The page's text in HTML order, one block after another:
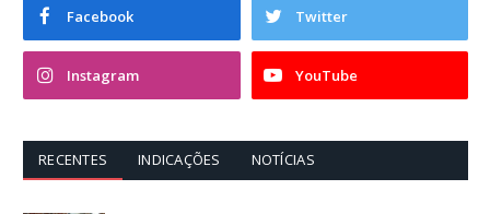
Facebook Twitter
Instagram YouTube
RECENTES INDICAÇÕES NOTÍCIAS